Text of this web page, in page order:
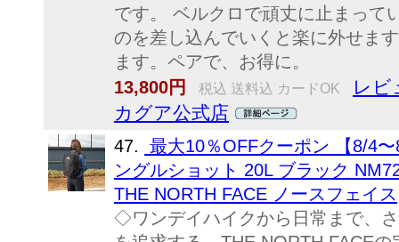
です。 ベルクロで頑丈に止まって
のを差し込んでいくと楽に外せま
ます。ペアで、お得に。
13,800円
税込 送料込 カードOK
レビ
カグア公式店
47.
最大10％OFFクーポン 【8/4
ングルショット 20L ブラック
THE NORTH FACE ノースフェイス
◇ワンデイハイクから日常まで、